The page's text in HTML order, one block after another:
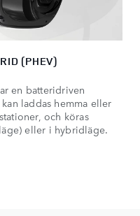
(PHEV)
en batteridriven
laddas hemma eller
och köras
eller i hybridläge.